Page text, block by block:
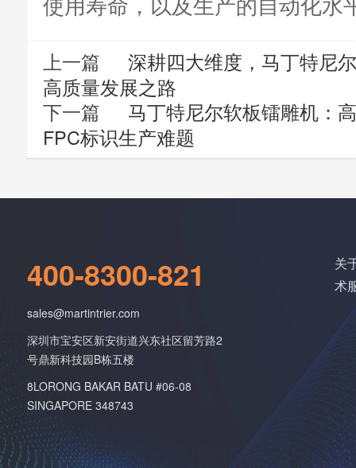
上一篇
深耕四大维度，马丁特尼
高质量发展之路
下一篇
马丁特尼尔软板镭雕机：
FPC标识生产难题
400-8300-821
sales@martintrier.com
深圳市宝安区新安街道兴东社区留芳路2
号鼎新科技园B栋五楼
8LORONG BAKAR BATU #06-08
SINGAPORE 348743
关
术